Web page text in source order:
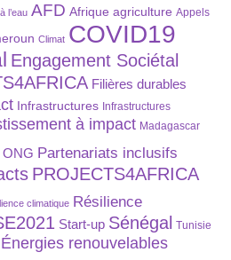
l’eau AFD Afrique agriculture Appels
Climat COVID19
Engagement Sociétal
Filières durables
Infrastructures Infrastructures
à impact Madagascar
ONG Partenariats inclusifs
PROJECTS4AFRICA
climatique Résilience
Start-up Sénégal Tunisie
Énergies renouvelables